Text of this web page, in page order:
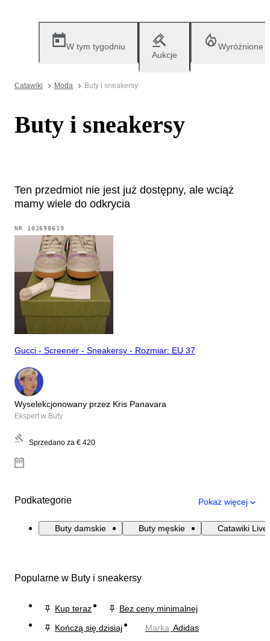
W tym tygodniu
Aukcje
Wyróżnione
Catawiki Moda Buty i sneakersy
Buty i sneakersy
Ten przedmiot nie jest już dostępny, ale wciąż
mamy wiele do odkrycia
NR 102698619
Gucci - Screener - Sneakersy - Rozmiar: EU 37
Wyselekcjonowany przez Kris Panavara
Ekspert w Buty
Sprzedano za € 420
Podkategorie Pokaż więcej
Buty damskie Buty męskie Catawiki
Popularne w Buty i sneakersy
Kup teraz
Bez ceny minimalnej
Kończą się dzisiaj
Marka Adidas